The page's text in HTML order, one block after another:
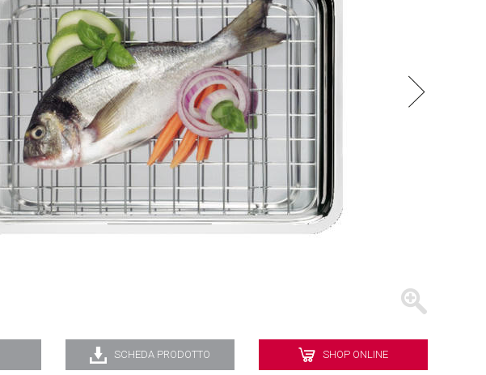
CAFFETTERIA
UTENSILI
COMPLEMENTI TAVOLA
BATTERIE
VASSOI
SCHEDA PRODOTTO SHOP ONLINE